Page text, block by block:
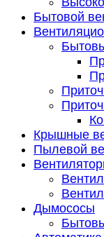
Бытовой
Крышные
Пылевой
Дымососы